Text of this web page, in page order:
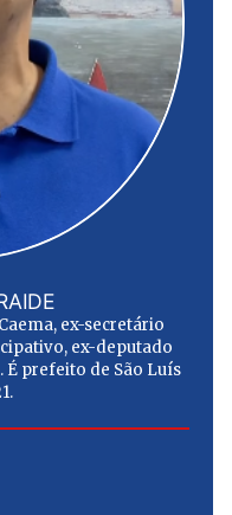
ex-secretário
ex-deputado
prefeito de São Luís